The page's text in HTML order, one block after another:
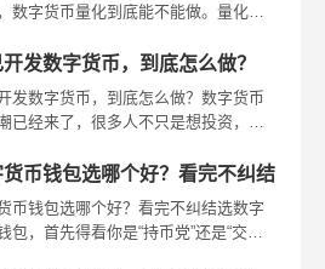
数字货币量化到底能不能做。量化交
量化，最核心的不是代码，而是你对
么时候趋势强、什么时...
开发数字货币，到底怎么做？
发数字货币，到底怎么做？数字货币
已经来了，很多人不只是想投资，而
发行一个代币，最简单的方式是借助
让这个数字货币有价值...
币钱包选哪个好？看完不纠结
币钱包选哪个好？看完不纠结选数字
包，首先得看你是“持币党”还是“交易